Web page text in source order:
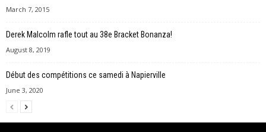
March 7, 2015
Derek Malcolm rafle tout au 38e Bracket Bonanza!
August 8, 2019
Début des compétitions ce samedi à Napierville
June 3, 2020